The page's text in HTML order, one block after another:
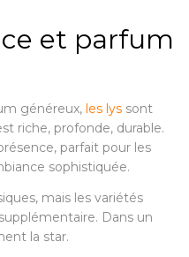
et parfum
généreux, les lys sont
riche, profonde, durable.
parfait pour les
sophistiquée.
mais les variétés
Dans un
la star.